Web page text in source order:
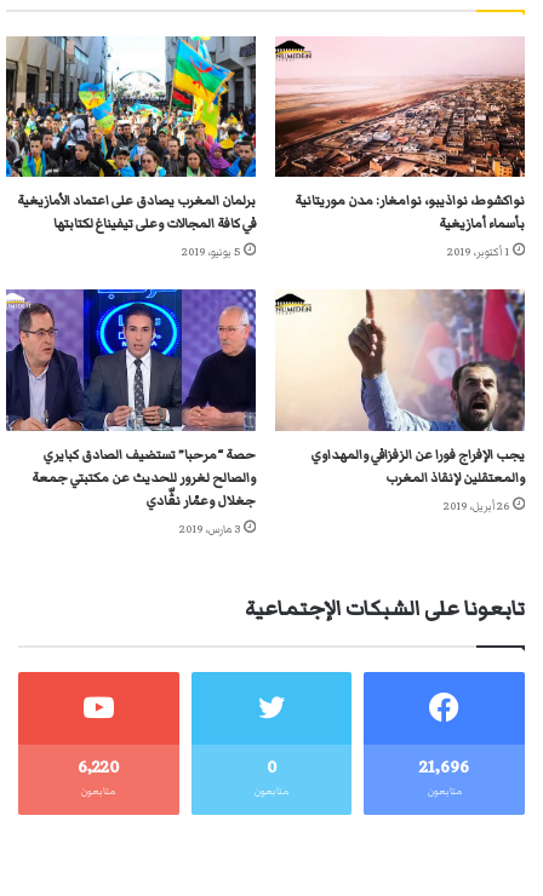
نواكشوط، نواذيبو، نوامغار: مدن موريتانية
بأسماء أمازيغية
1 أكتوبر، 2019
برلمان المغرب يصادق على اعتماد الأمازيغية
في كافة المجالات وعلى تيفيناغ لكتابتها
5 يونيو، 2019
يجب الإفراج فورا عن الزفزافي والمهداوي
والمعتقلين لإنقاذ المغرب
26 أبريل، 2019
حصة “مرحبا” تستضيف الصادق كبايري
والصالح لغرور للحديث عن مكتبتي جمعة
جغلال وعمّار نڨّادي
3 مارس، 2019
تابعونا على الشبكات الإجتماعية
21٬696
متابعون
0
متابعون
6٬220
متابعون